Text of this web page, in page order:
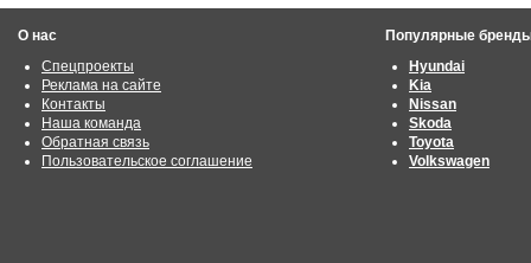
О нас
Спецпроекты
Реклама на сайте
Контакты
Наша команда
Обратная связь
Пользовательское соглашение
Популярные
Hyundai
Kia
Nissan
Skoda
Toyota
Volkswagen